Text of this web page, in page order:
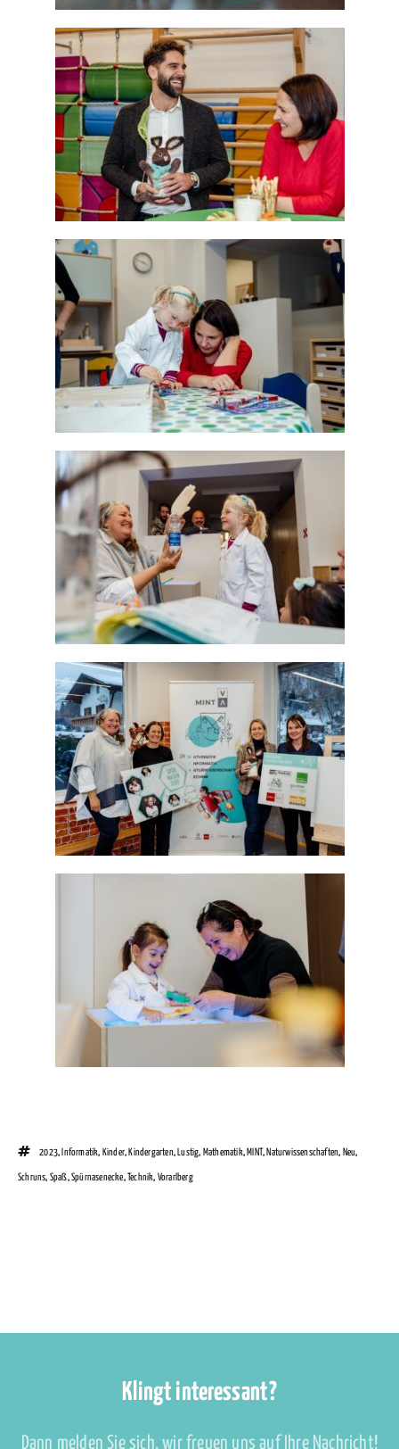
2023, Informatik, Kinder, Kindergarten, Lustig, Mathematik, MINT,Naturwissenschaften, Neu,
Schruns, Spaß,Spürnasenecke,Technik, Vorarlberg
Klingt interessant?
Dann melden Sie sich, wir freuen uns auf Ihre Nachricht!